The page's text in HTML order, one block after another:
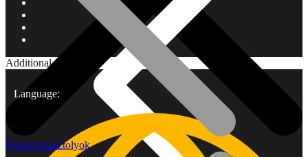
Additional
Language:
Ragasztópisztolyok